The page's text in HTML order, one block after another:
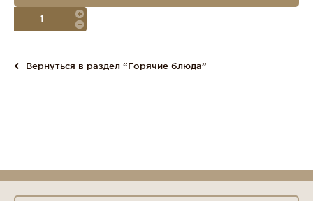
Вернуться в раздел “Горячие блюда”